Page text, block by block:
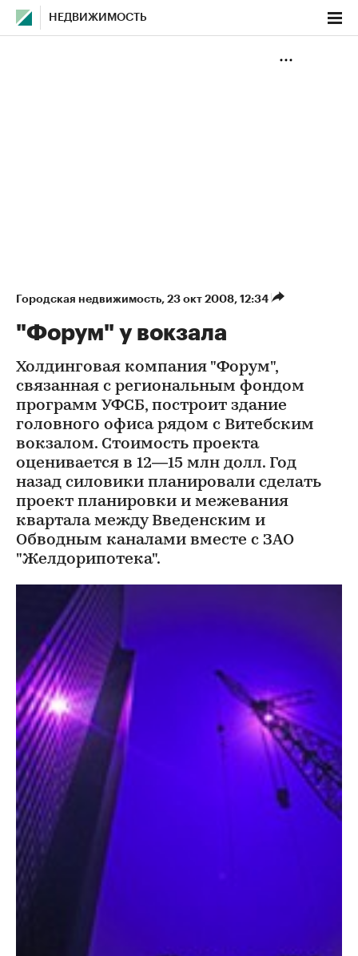
НЕДВИЖИМОСТЬ
Городская недвижимость⁠, 23 окт 2008, 12:34
"Форум" у вокзала
Холдинговая компания "Форум",
связанная с региональным фондом
программ УФСБ, построит здание
головного офиса рядом с Витебским
вокзалом. Стоимость проекта
оценивается в 12—15 млн долл. Год
назад силовики планировали сделать
проект планировки и межевания
квартала между Введенским и
Обводным каналами вместе с ЗАО
"Желдорипотека".